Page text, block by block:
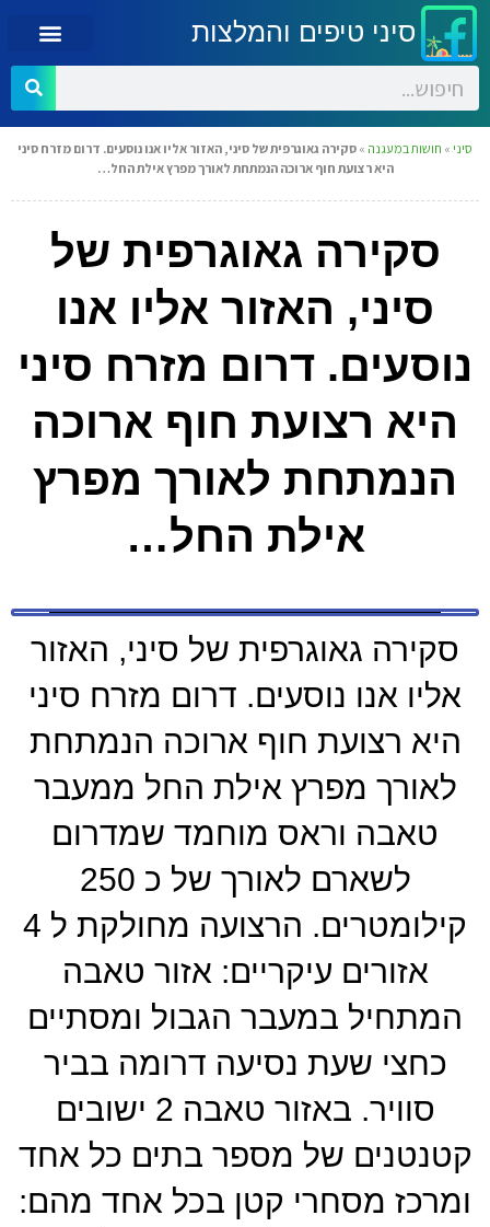
סיני טיפים והמלצות
סיני » חושות במעגנה » סקירה גאוגרפית של סיני, האזור אליו אנו נוסעים. דרום מזרח סיני
היא רצועת חוף ארוכה הנמתחת לאורך מפרץ אילת החל…
סקירה גאוגרפית של
סיני, האזור אליו אנו
נוסעים. דרום מזרח סיני
היא רצועת חוף ארוכה
הנמתחת לאורך מפרץ
אילת החל…
סקירה גאוגרפית של סיני, האזור
אליו אנו נוסעים. דרום מזרח סיני
היא רצועת חוף ארוכה הנמתחת
לאורך מפרץ אילת החל ממעבר
טאבה וראס מוחמד שמדרום
לשארם לאורך של כ 250
קילומטרים. הרצועה מחולקת ל 4
אזורים עיקריים: אזור טאבה
המתחיל במעבר הגבול ומסתיים
כחצי שעת נסיעה דרומה בביר
סוויר. באזור טאבה 2 ישובים
קטנטנים של מספר בתים כל אחד
ומרכז מסחרי קטן בכל אחד מהם: